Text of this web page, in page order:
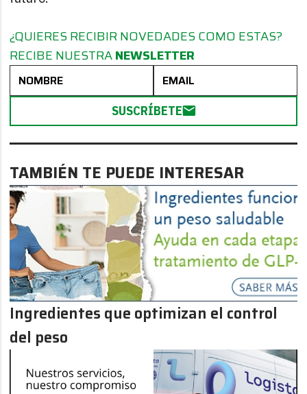
¿QUIERES RECIBIR NOVEDADES COMO ESTAS?
RECIBE NUESTRANEWSLETTER
SUSCRÍBETE
TAMBIÉN TE PUEDE INTERESAR
Ingredientes que optimizan el control
del peso